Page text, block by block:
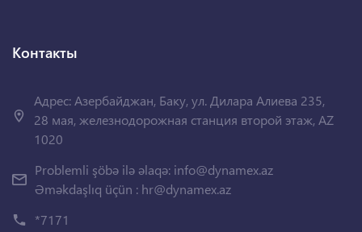
Контакты
Адрес: Азербайджан, Баку, ул. Дилара Алиева 235,
28 мая, железнодорожная станция второй этаж, AZ
1020
Problemli şöbə ilə əlaqə: info@dynamex.az
Əməkdaşlıq üçün : hr@dynamex.az
*7171